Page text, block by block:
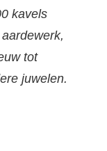
kavels
tot
juwelen.